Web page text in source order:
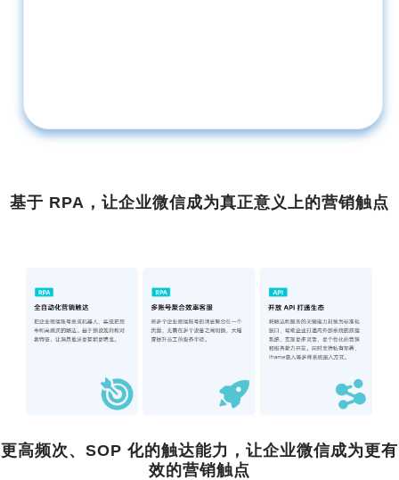
基于 RPA，让企业微信成为真正意义上的营销触点
更高频次、SOP 化的触达能力，让企业微信成为更有
效的营销触点